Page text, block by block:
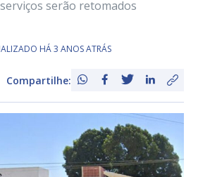
serão retomados
HÁ 3 ANOS ATRÁS
Compartilhe: